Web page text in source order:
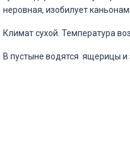
неровная, изобилует
Климат сухой. Температура
В пустыне водятся ящерицы и